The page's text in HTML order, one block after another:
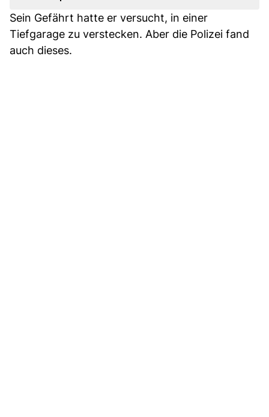
Sein Gefährt hatte er versucht, in einer
Tiefgarage zu verstecken. Aber die Polizei fand
auch dieses.